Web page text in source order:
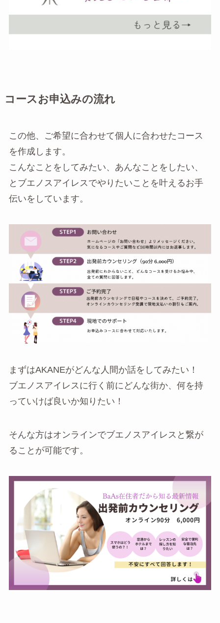
コースお申込みの流れ
この他、ご希望に合わせて個人に合わせたコース
を作成します。
こんなことをしてみたい、あんなことをしたい、
とブエノスアイレスでやりたいことを叶えるお手
伝いをしています。
まずはAKANEがどんな人間か話をしてみたい！
ブエノスアイレスに行く前にどんな街か、何を持
っていけば良いか知りたい！
そんな方はオンラインでブエノスアイレスと繋が
ることが可能です。